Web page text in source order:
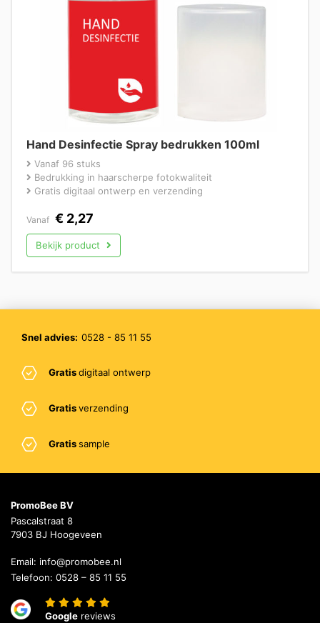
Hand Desinfectie Spray bedrukken 100ml
Vanaf 96 stuks
Bedrukking in haarscherpe fotokwaliteit
Gratis digitaal ontwerp en verzending
Vanaf € 2,27
Bekijk product
Snel advies: 0528 - 85 11 55
Gratisdigitaal ontwerp
Gratisverzending
Gratissample
PromoBee BV
Pascalstraat 8
7903 BJ Hoogeveen
Email: info@promobee.nl
Telefoon: 0528 – 85 11 55
Google reviews